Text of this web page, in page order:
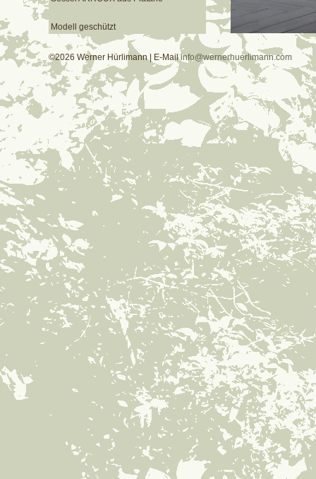
Modell geschützt
©2026 Werner Hürlimann | E-Mailinfo@wernerhuerlimann.com